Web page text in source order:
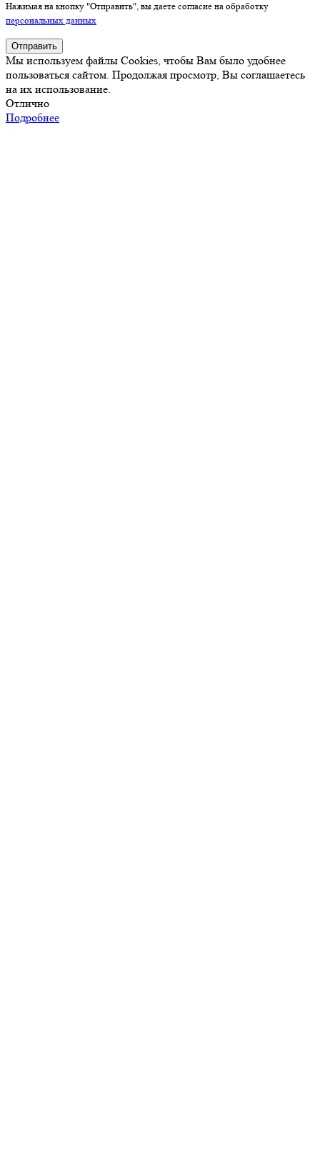
Нажимая на кнопку "Отправить", вы даете согласие на обработку
персональных данных
Отправить
Мы используем файлы Cookies, чтобы Вам было удобнее
пользоваться сайтом. Продолжая просмотр, Вы соглашаетесь
на их использование.
Отлично
Подробнее